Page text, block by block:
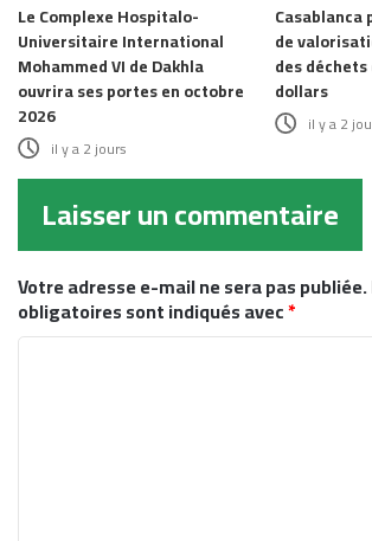
Le Complexe Hospitalo-
Universitaire International
Mohammed VI de Dakhla
ouvrira ses portes en octobre
2026
il y a 2 jours
de
des
dollars
il y a 2
Laisser un commentaire
Votre adresse e-mail ne sera pas publiée.
obligatoires sont indiqués avec*